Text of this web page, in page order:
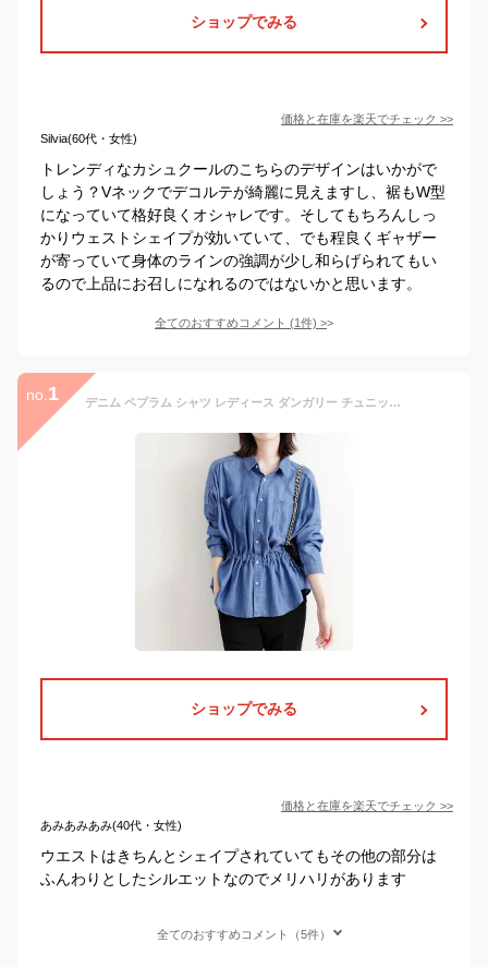
ショップでみる
価格と在庫を楽天でチェック >>
Silvia(60代・女性)
トレンディなカシュクールのこちらのデザインはいかがで
しょう？Vネックでデコルテが綺麗に見えますし、裾もW型
になっていて格好良くオシャレです。そしてもちろんしっ
かりウェストシェイプが効いていて、でも程良くギャザー
が寄っていて身体のラインの強調が少し和らげられてもい
るので上品にお召しになれるのではないかと思います。
全てのおすすめコメント (1件) >
no. 1 デニム ペプラム シャツ レディース ダンガリー チュニック 痩せ見え ウエストシェイプ 長袖 秋春 トップス カジュアル きれいめ 通勤 旅行 お出かけ 母の日 プレゼント 30代 40代 50代 60代 シニア オシャレ 11473
ショップでみる
価格と在庫を楽天でチェック >>
あみあみあみ(40代・女性)
ウエストはきちんとシェイプされていてもその他の部分は
ふんわりとしたシルエットなのでメリハリがあります
全てのおすすめコメント（5件）